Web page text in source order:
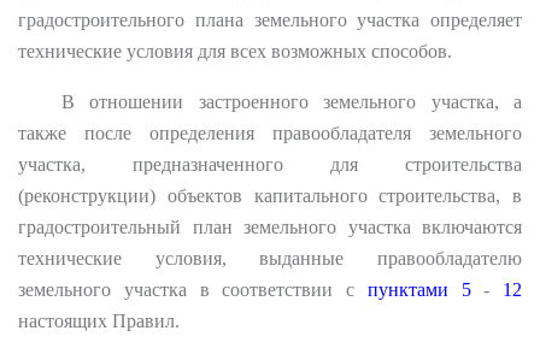
градостроительного плана земельного участка определяет
технические условия для всех возможных способов.
В отношении застроенного земельного участка, а
также после определения правообладателя земельного
участка, предназначенного для строительства
(реконструкции) объектов капитального строительства, в
градостроительный план земельного участка включаются
технические условия, выданные правообладателю
земельного участка в соответствии с пунктами 5- 12
настоящих Правил.